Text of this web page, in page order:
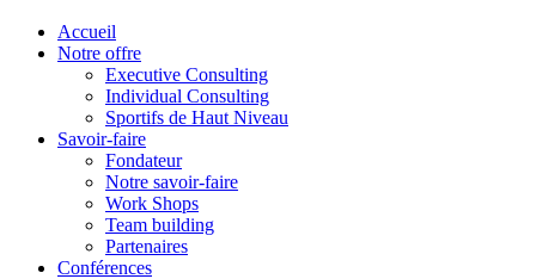
Accueil
Notre offre
Executive Consulting
Individual Consulting
Sportifs de Haut Niveau
Savoir-faire
Fondateur
Notre savoir-faire
Work Shops
Team building
Partenaires
Conférences